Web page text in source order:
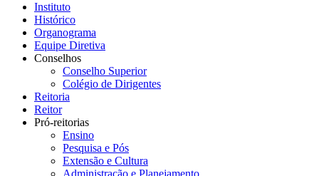
Instituto
Histórico
Organograma
Equipe Diretiva
Conselhos
Conselho Superior
Colégio de Dirigentes
Reitoria
Reitor
Pró-reitorias
Ensino
Pesquisa e Pós
Extensão e Cultura